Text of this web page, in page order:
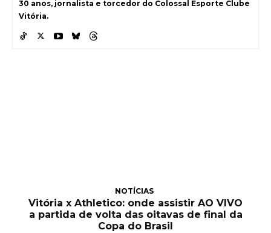
30 anos, jornalista e torcedor do Colossal Esporte Clube
Vitória.
NOTÍCIAS
Vitória x Athletico: onde assistir AO VIVO
a partida de volta das oitavas de final da
Copa do Brasil